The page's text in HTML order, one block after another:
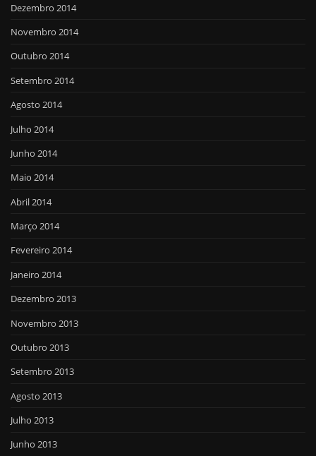
Dezembro 2014
Novembro 2014
Outubro 2014
Setembro 2014
Agosto 2014
Julho 2014
Junho 2014
Maio 2014
Abril 2014
Março 2014
Fevereiro 2014
Janeiro 2014
Dezembro 2013
Novembro 2013
Outubro 2013
Setembro 2013
Agosto 2013
Julho 2013
Junho 2013